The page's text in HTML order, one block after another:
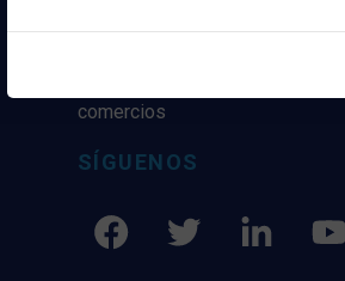
mercado, marcas tanto
experiencia como proveedor
comercios
SÍGUENOS
Configurar